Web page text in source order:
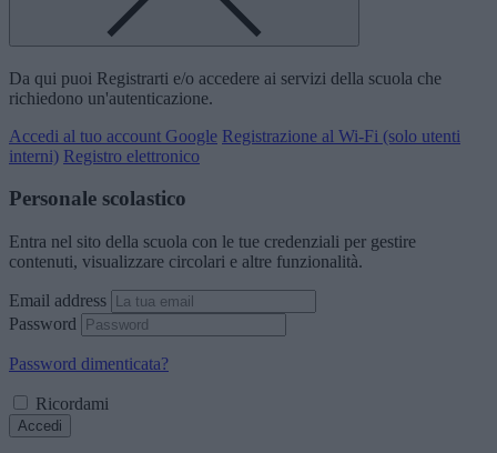
Da qui puoi Registrarti e/o accedere ai servizi della scuola che
richiedono un'autenticazione.
Accedi al tuo account Google Registrazione al Wi-Fi (solo utenti
interni) Registro elettronico
Personale scolastico
Entra nel sito della scuola con le tue credenziali per gestire
contenuti, visualizzare circolari e altre funzionalità.
Email address
Password
Password dimenticata?
Ricordami
Accedi